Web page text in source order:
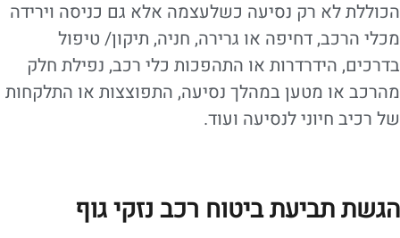
הכוללת לא רק נסיעה כשלעצמה אלא גם כניסה וירידה
מכלי הרכב, דחיפה או גרירה, חניה, תיקון/ טיפול
בדרכים, הידרדרות או התהפכות כלי רכב, נפילת חלק
מהרכב או מטען במהלך נסיעה, התפוצצות או התלקחות
של רכיב חיוני לנסיעה ועוד.
הגשת תביעת ביטוח רכב נזקי גוף